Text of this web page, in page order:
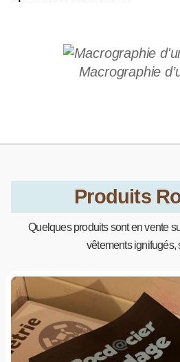
Macrographie
Produits
Quelques produits sont en vente
vêtements